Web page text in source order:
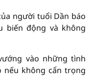
người tuổi Dần báo
biến động và không
vào những tình
nếu không cẩn trọng